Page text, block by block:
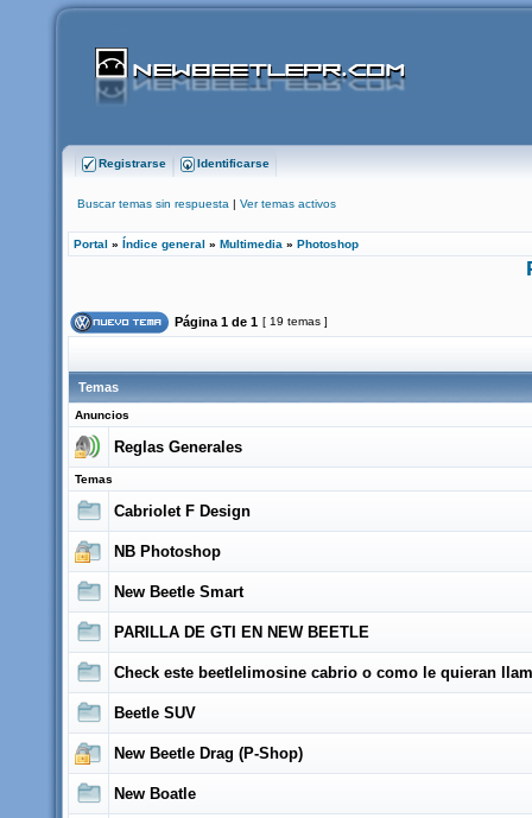
Registrarse Identificarse
Buscar temas sin respuesta | Ver temas activos
Portal » Índice general » Multimedia » Photoshop
Página 1 de 1 [ 19 temas ]
Temas
Anuncios
Reglas Generales
Temas
Cabriolet F Design
NB Photoshop
New Beetle Smart
PARILLA DE GTI EN NEW BEETLE
Check este beetlelimosine cabrio o como le quieran
Beetle SUV
New Beetle Drag (P-Shop)
New Boatle